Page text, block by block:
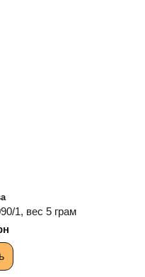
1, вес 5 грам